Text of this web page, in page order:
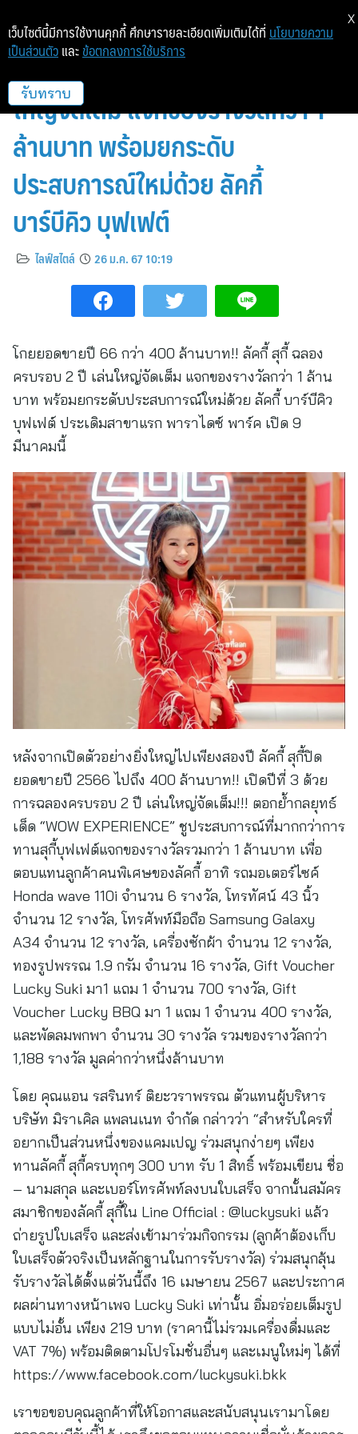
ลัคกี้ สุกี้ ฉลองครบรอบ 2 ปี เล่น
ใหญ่จัดเต็ม แจกของรางวัลกว่า 1
ล้านบาท พร้อมยกระดับ
ประสบการณ์ใหม่ด้วย ลัคกี้
บาร์บีคิว บุฟเฟต์
ไลฟ์สไตล์ 26 ม.ค. 67 10:19
โกยยอดขายปี 66 กว่า 400 ล้านบาท!! ลัคกี้ สุกี้ ฉลอง
ครบรอบ 2 ปี เล่นใหญ่จัดเต็ม แจกของรางวัลกว่า 1 ล้าน
บาท พร้อมยกระดับประสบการณ์ใหม่ด้วย ลัคกี้ บาร์บีคิว
บุฟเฟต์ ประเดิมสาขาแรก พาราไดซ์ พาร์ค เปิด 9
มีนาคมนี้
หลังจากเปิดตัวอย่างยิ่งใหญ่ไปเพียงสองปี ลัคกี้ สุกี้ปิด
ยอดขายปี 2566 ไปถึง 400 ล้านบาท!! เปิดปีที่ 3 ด้วย
การฉลองครบรอบ 2 ปี เล่นใหญ่จัดเต็ม!!! ตอกย้ำกลยุทธ์
เด็ด “WOW EXPERIENCE” ชูประสบการณ์ที่มากกว่าการ
ทานสุกี้บุฟเฟต์แจกของรางวัลรวมกว่า 1 ล้านบาท เพื่อ
ตอบแทนลูกค้าคนพิเศษของลัคกี้ อาทิ รถมอเตอร์ไซค์
Honda wave 110i จำนวน 6 รางวัล, โทรทัศน์ 43 นิ้ว
จำนวน 12 รางวัล, โทรศัพท์มือถือ Samsung Galaxy
A34 จำนวน 12 รางวัล, เครื่องซักผ้า จำนวน 12 รางวัล,
ทองรูปพรรณ 1.9 กรัม จำนวน 16 รางวัล, Gift Voucher
Lucky Suki มา1 แถม 1 จำนวน 700 รางวัล, Gift
Voucher Lucky BBQ มา 1 แถม 1 จำนวน 400 รางวัล,
และพัดลมพกพา จำนวน 30 รางวัล รวมของรางวัลกว่า
1,188 รางวัล มูลค่ากว่าหนึ่งล้านบาท
โดย คุณแอน รสรินทร์ ติยะวราพรรณ ตัวแทนผู้บริหาร
บริษัท มิราเคิล แพลนเนท จำกัด กล่าวว่า “สำหรับใครที่
อยากเป็นส่วนหนึ่งของแคมเปญ ร่วมสนุกง่ายๆ เพียง
ทานลัคกี้ สุกี้ครบทุกๆ 300 บาท รับ 1 สิทธิ์ พร้อมเขียน ชื่อ
– นามสกุล และเบอร์โทรศัพท์ลงบนใบเสร็จ จากนั้นสมัคร
สมาชิกของลัคกี้ สุกี้ใน Line Official : @luckysuki แล้ว
ถ่ายรูปใบเสร็จ และส่งเข้ามาร่วมกิจกรรม (ลูกค้าต้องเก็บ
ใบเสร็จตัวจริงเป็นหลักฐานในการรับรางวัล) ร่วมสนุกลุ้น
รับรางวัลได้ตั้งแต่วันนี้ถึง 16 เมษายน 2567 และประกาศ
ผลผ่านทางหน้าเพจ Lucky Suki เท่านั้น อิ่มอร่อยเต็มรูป
แบบไม่อั้น เพียง 219 บาท (ราคานี้ไม่รวมเครื่องดื่มและ
VAT 7%) พร้อมติดตามโปรโมชั่นอื่นๆ และเมนูใหม่ๆ ได้ที่
https://www.facebook.com/luckysuki.bkk
เราขอขอบคุณลูกค้าที่ให้โอกาสและสนับสนุนเรามาโดย
เว็บไซต์นี้มีการใช้งานคุกกี้ ศึกษารายละเอียดเพิ่มเติมได้ที่ นโยบายความ
เป็นส่วนตัว และ ข้อตกลงการใช้บริการ
รับทราบ
X